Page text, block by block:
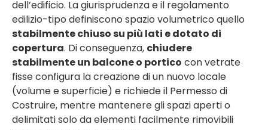
dell’edificio. La giurisprudenza e il regolamento
edilizio-tipo definiscono spazio volumetrico quello
stabilmente chiuso su più lati e dotato di
copertura. Di conseguenza, chiudere
stabilmente un balcone o portico con vetrate
fisse configura la creazione di un nuovo locale
(volume e superficie) e richiede il Permesso di
Costruire, mentre mantenere gli spazi aperti o
delimitati solo da elementi facilmente rimovibili